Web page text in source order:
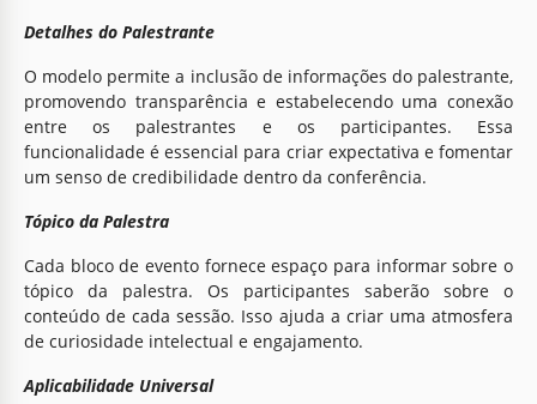
Detalhes do Palestrante
O modelo permite a inclusão de informações do palestrante,
promovendo transparência e estabelecendo uma conexão
entre os palestrantes e os participantes. Essa
funcionalidade é essencial para criar expectativa e fomentar
um senso de credibilidade dentro da conferência.
Tópico da Palestra
Cada bloco de evento fornece espaço para informar sobre o
tópico da palestra. Os participantes saberão sobre o
conteúdo de cada sessão. Isso ajuda a criar uma atmosfera
de curiosidade intelectual e engajamento.
Aplicabilidade Universal